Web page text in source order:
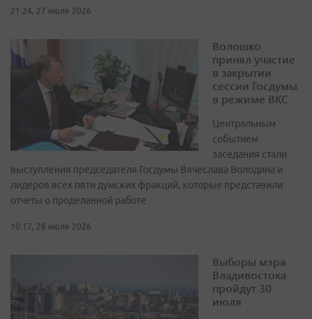
21:24, 27 июля 2026
Волошко
принял участие
в закрытии
сессии Госдумы
в режиме ВКС
Центральным
событием
заседания стали
выступления председателя Госдумы Вячеслава Володина и
лидеров всех пяти думских фракций, которые представили
отчеты о проделанной работе
10:17, 28 июля 2026
Выборы мэра
Владивостока
пройдут 30
июля